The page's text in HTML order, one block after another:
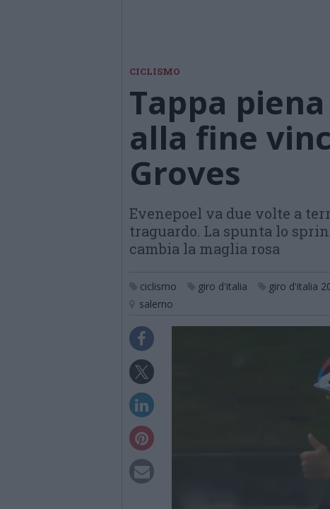
CICLISMO
Tappa
alla fine
Groves
Evenepoel va due volte a
traguardo. La spunta lo
cambia la maglia rosa
ciclismo giro d'italia giro d'italia
salerno